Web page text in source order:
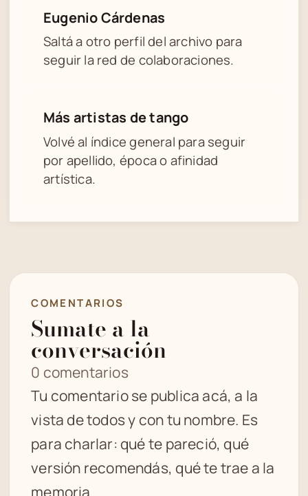
Eugenio Cárdenas
Saltá a otro perfil del archivo para
seguir la red de colaboraciones.
Más artistas de tango
Volvé al índice general para seguir
por apellido, época o afinidad
artística.
COMENTARIOS
Sumate a la
conversación
0 comentarios
Tu comentario se publica acá, a la
vista de todos y con tu nombre. Es
para charlar: qué te pareció, qué
versión recomendás, qué te trae a la